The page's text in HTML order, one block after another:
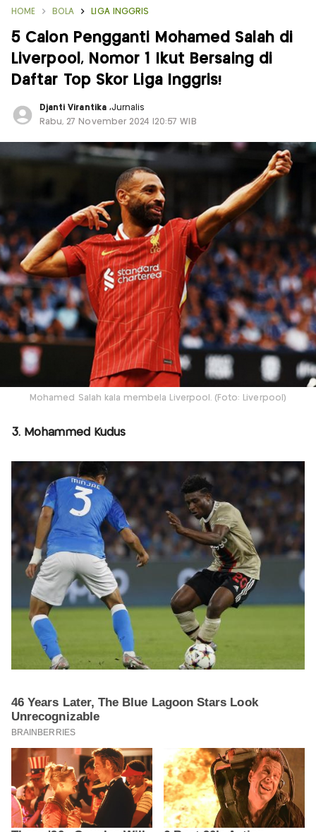
HOME BOLA LIGA INGGRIS
5 Calon Pengganti Mohamed Salah di
Liverpool, Nomor 1 Ikut Bersaing di
Daftar Top Skor Liga Inggris!
Djanti Virantika ,Jurnalis
Rabu, 27 November 2024 |20:57 WIB
Mohamed Salah kala membela Liverpool. (Foto: Liverpool)
3. Mohammed Kudus